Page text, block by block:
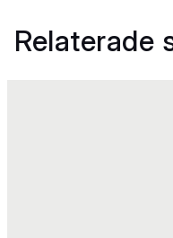
Relaterade